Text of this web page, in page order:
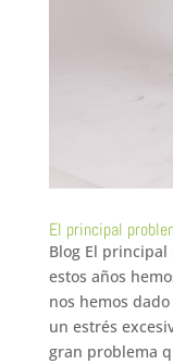
El principal
Blog El
estos años
nos hemos
un estrés
gran problema